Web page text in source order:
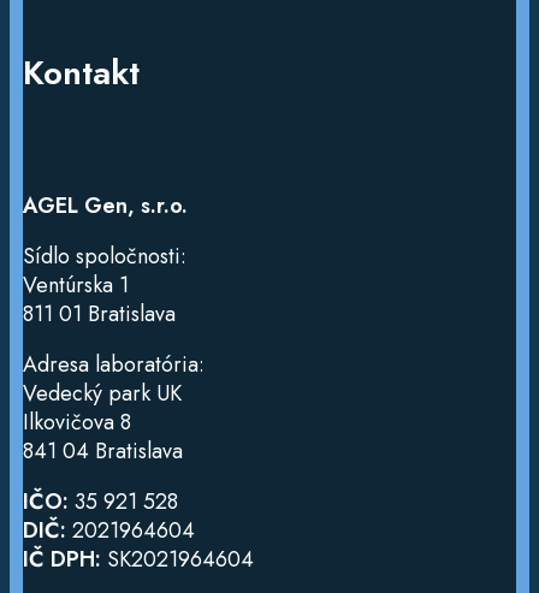
Kontakt
AGEL Gen, s.r.o.
Sídlo spoločnosti:
Ventúrska 1
811 01 Bratislava
Adresa laboratória:
Vedecký park UK
Ilkovičova 8
841 04 Bratislava
IČO: 35 921 528
DIČ: 2021964604
IČ DPH: SK2021964604